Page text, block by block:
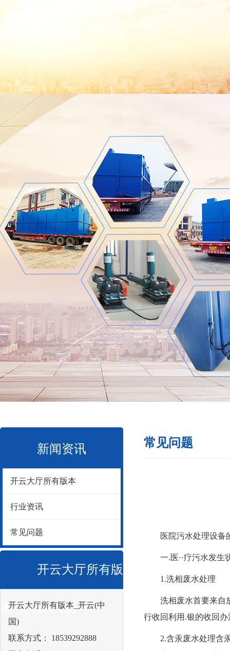
新闻资讯
开云大厅所有版本
行业资讯
常见问题
开云大厅所有版
本_开云(中国)
开云大厅所有版本_开云(中
国)
联系方式： 18539292888
常见问题
医院污水处理设备的
一.医··疗污水发生
1.洗相废水处理
洗相废水首要来自放
行收回利用.银的收回
2.含汞废水处理含汞